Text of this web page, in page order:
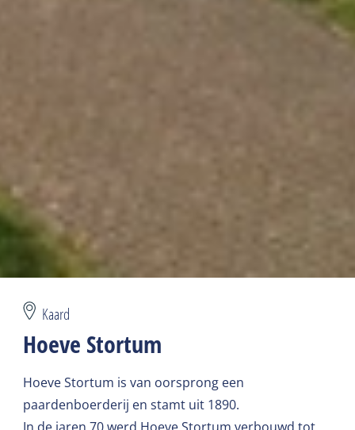
Kaard
Hoeve Stortum
Hoeve Stortum is van oorsprong een
paardenboerderij en stamt uit 1890.